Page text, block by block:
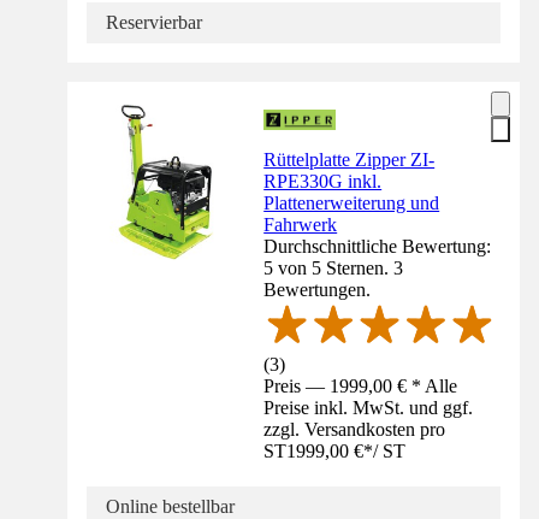
Reservierbar
Rüttelplatte Zipper ZI-
RPE330G inkl.
Plattenerweiterung und
Fahrwerk
Durchschnittliche Bewertung:
5 von 5 Sternen. 3
Bewertungen.
(3)
Preis — 1999,00 € * Alle
Preise inkl. MwSt. und ggf.
zzgl. Versandkosten pro
ST1999,00 €*/ ST
Online bestellbar